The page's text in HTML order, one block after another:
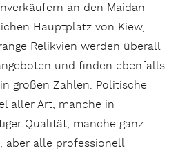
an den Maidan –
Hauptplatz von Kiew,
Relikvien werden überall
und finden ebenfalls
großen Zahlen. Politische
aller Art, manche in
Qualität, manche ganz
aber alle professionell